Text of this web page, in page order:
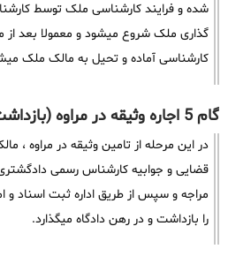
شده و فرایند کارشناسی ملک توسط
کارشناسی آماده و تحیل به مالک ملک
گام 5 اجاره وثیقه در مراوه (بازداشت سند)
در این مرحله از تامین وثیقه در مراوه ،
قضایی و جوابیه کارشناس رسمی
مراجه و سپس از طریق اداره ثبت اسناد و
را بازداشت و در رهن دادگاه میگذارد.